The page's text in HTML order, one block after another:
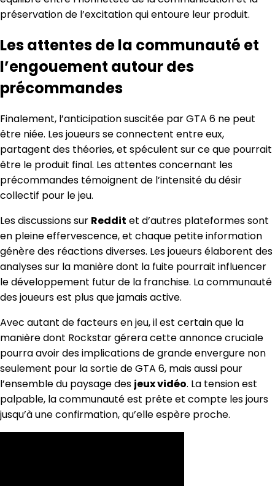
préservation de l’excitation qui entoure leur produit.
Les attentes de la communauté et
l’engouement autour des
précommandes
Finalement, l’anticipation suscitée par GTA 6 ne peut
être niée. Les joueurs se connectent entre eux,
partagent des théories, et spéculent sur ce que pourrait
être le produit final. Les attentes concernant les
précommandes témoignent de l’intensité du désir
collectif pour le jeu.
Les discussions sur Reddit et d’autres plateformes sont
en pleine effervescence, et chaque petite information
génère des réactions diverses. Les joueurs élaborent des
analyses sur la manière dont la fuite pourrait influencer
le développement futur de la franchise. La communauté
des joueurs est plus que jamais active.
Avec autant de facteurs en jeu, il est certain que la
manière dont Rockstar gérera cette annonce cruciale
pourra avoir des implications de grande envergure non
seulement pour la sortie de GTA 6, mais aussi pour
l’ensemble du paysage des jeux vidéo. La tension est
palpable, la communauté est prête et compte les jours
jusqu’à une confirmation, qu’elle espère proche.